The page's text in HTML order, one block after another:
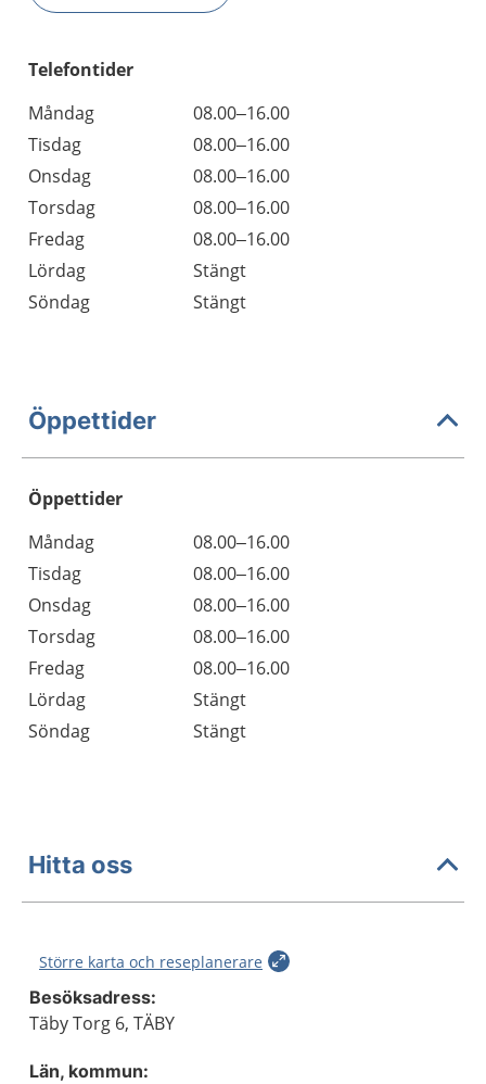
Telefontider
Måndag
08.00–16.00
Tisdag
08.00–16.00
Onsdag
08.00–16.00
Torsdag
08.00–16.00
Fredag
08.00–16.00
Lördag
Stängt
Söndag
Stängt
Öppettider
Öppettider
Dag
Öppettider
Kommentarer
Måndag
08.00–16.00
Tisdag
08.00–16.00
Onsdag
08.00–16.00
Torsdag
08.00–16.00
Fredag
08.00–16.00
Lördag
Stängt
Söndag
Stängt
Hitta oss
Större karta och reseplanerare
Besöksadress:
Täby Torg 6, TÄBY
Län, kommun: